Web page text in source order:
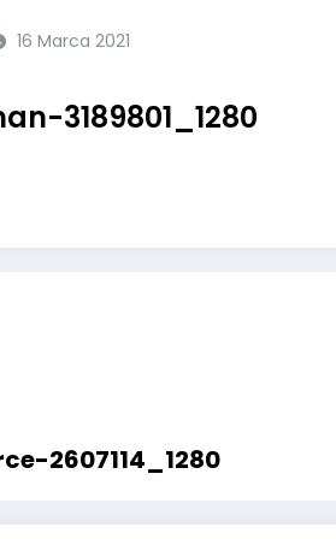
16 Marca 2021
3189801_1280
2607114_1280